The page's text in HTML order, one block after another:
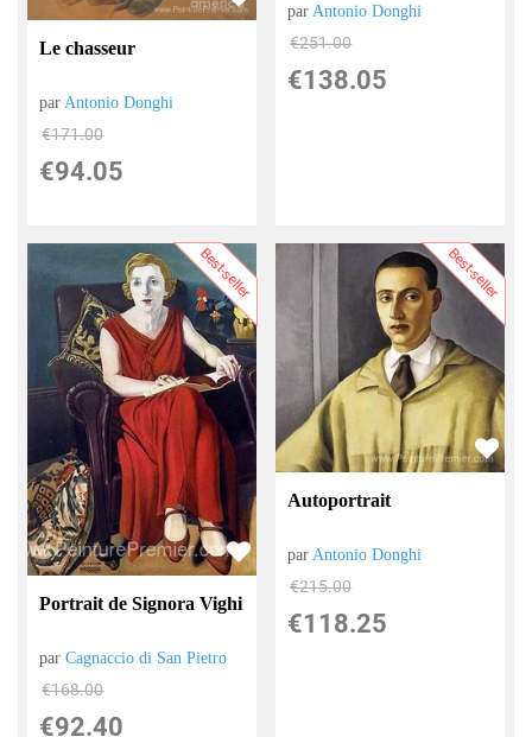
Le chasseur
par Antonio Donghi
€171.00
€94.05
par Antonio Donghi
€251.00
€138.05
Best-seller
Portrait de Signora Vighi
parCagnaccio di San Pietro
€168.00
€92.40
Best-seller
Autoportrait
parAntonio Donghi
€215.00
€118.25